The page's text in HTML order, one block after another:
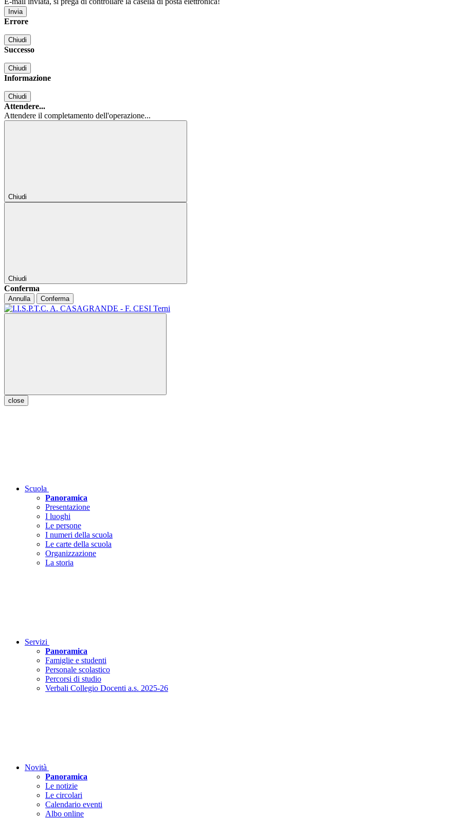
Errore
Chiudi
Successo
Chiudi
Informazione
Chiudi
Attendere...
Attendere il completamento dell'operazione...
Chiudi
Chiudi
Conferma
Annulla Conferma
close
Scuola
Panoramica
Presentazione
I luoghi
Le persone
I numeri della scuola
Le carte della scuola
Organizzazione
La storia
Servizi
Panoramica
Famiglie e studenti
Personale scolastico
Percorsi di studio
Verbali Collegio Docenti a.s. 2025-26
Novità
Panoramica
Le notizie
Le circolari
Calendario eventi
Albo online